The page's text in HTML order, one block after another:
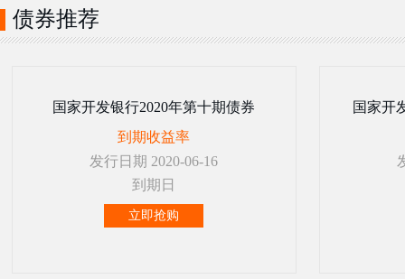
债券推荐
国家开发银行2020年第十期债券
到期收益率
发行日期 2020-06-16
到期日
立即抢购
国家开